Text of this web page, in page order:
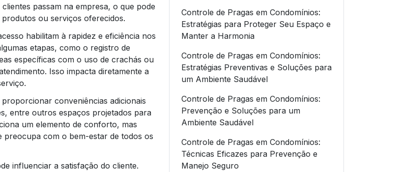
passam na empresa, o que pode
ou serviços oferecidos.
habilitam à rapidez e eficiência nos
etapas, como o registro de
específicas com o uso de crachás ou
Isso impacta diretamente a
conveniências adicionais
entre outros espaços projetados para
um elemento de conforto, mas
preocupa com o bem-estar de todos os
influenciar a satisfação do cliente.
Controle de Pragas em Condomínios:
Estratégias para Proteger Seu Espaço e
Manter a Harmonia
Controle de Pragas em Condomínios:
Estratégias Preventivas e Soluções para
um Ambiente Saudável
Controle de Pragas em Condomínios:
Prevenção e Soluções para um
Ambiente Saudável
Controle de Pragas em Condomínios:
Técnicas Eficazes para Prevenção e
Manejo Seguro